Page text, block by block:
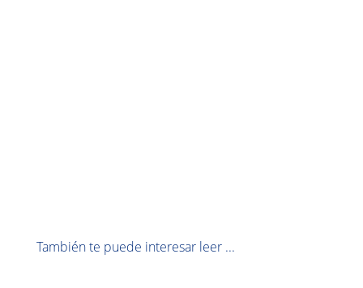
También te puede interesar leer ...